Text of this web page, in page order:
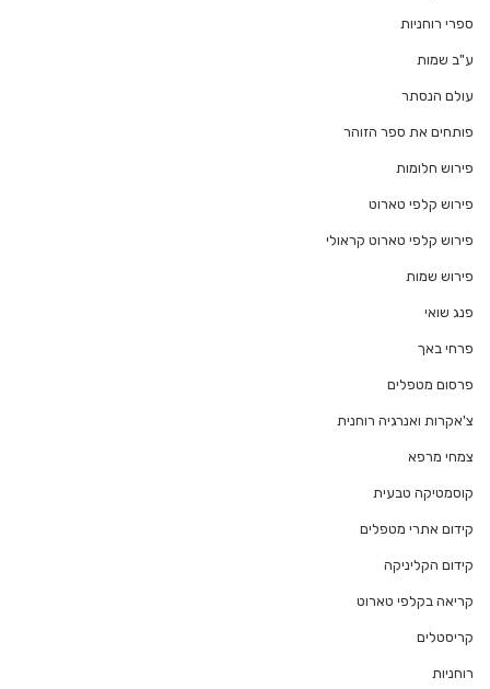
ספרי רוחניות
ע"ב שמות
עולם הנסתר
פותחים את ספר הזוהר
פירוש חלומות
פירוש קלפי טארוט
פירוש קלפי טארוט קראולי
פירוש שמות
פנג שואי
פרחי באך
פרסום מטפלים
צ'אקרות ואנרגיה רוחנית
צמחי מרפא
קוסמטיקה טבעית
קידום אתרי מטפלים
קידום הקליניקה
קריאה בקלפי טארוט
קריסטלים
רוחניות